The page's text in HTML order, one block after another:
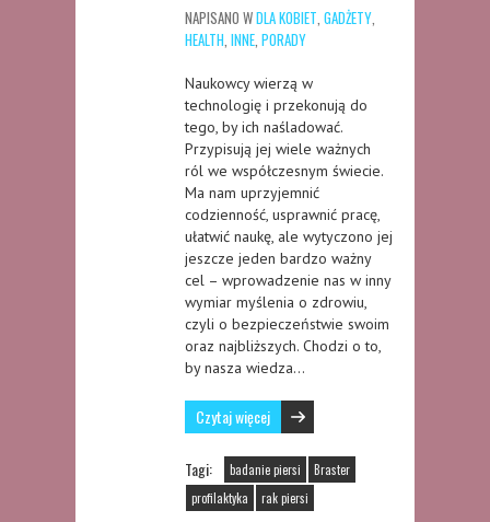
NAPISANO WDLA KOBIET GADŻETY
HEALTH INNE PORADY
Naukowcy wierzą w
technologię i przekonują do
tego, by ich naśladować.
Przypisują jej wiele ważnych
ról we współczesnym świecie.
Ma nam uprzyjemnić
codzienność, usprawnić pracę,
ułatwić naukę, ale wytyczono jej
jeszcze jeden bardzo ważny
cel – wprowadzenie nas w inny
wymiar myślenia o zdrowiu,
czyli o bezpieczeństwie swoim
oraz najbliższych. Chodzi o to,
by nasza wiedza…
Czytaj więcej
Tagi: badanie piersi
Braster
profilaktyka
rak piersi